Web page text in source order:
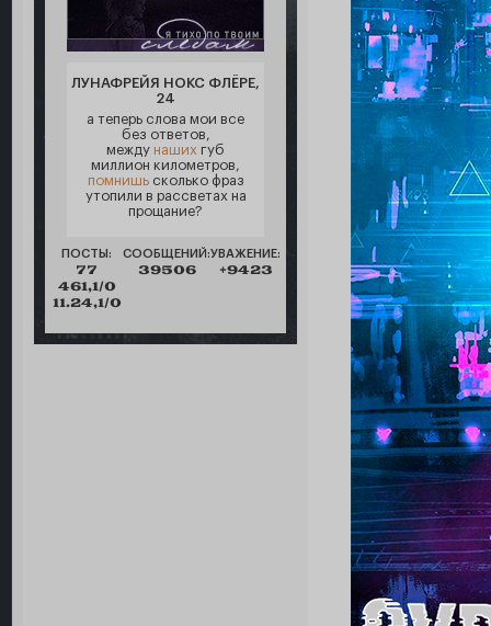
ЛУНАФРЕЙЯ НОКС ФЛЁРЕ,
24
а теперь слова мои все
без ответов,
между наших губ
миллион километров,
помнишьсколько фраз
утопили в рассветах на
прощание?
ПОСТЫ:
77
461,1/0
11.24,1/0
СООБЩЕНИЙ:
39506
УВАЖЕНИЕ:
+9423